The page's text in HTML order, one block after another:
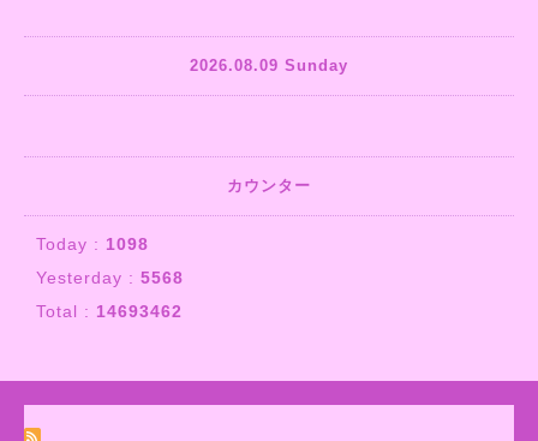
2026.08.09 Sunday
カウンター
Today : 1098
Yesterday : 5568
Total : 14693462